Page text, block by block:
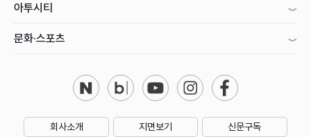
아투시티
문화·스포츠
회사소개 지면보기 신문구독